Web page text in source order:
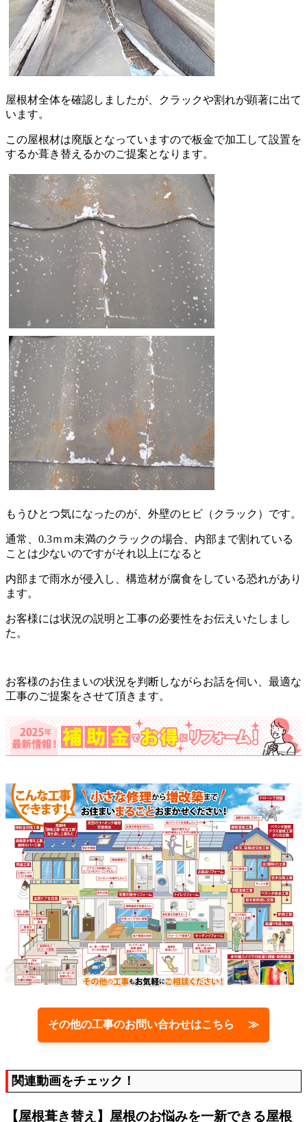
屋根材全体を確認しましたが、クラックや割れが顕著に出て
います。
この屋根材は廃版となっていますので板金で加工して設置を
するか葺き替えるかのご提案となります。
もうひとつ気になったのが、外壁のヒビ（クラック）です。
通常、0.3ｍｍ未満のクラックの場合、内部まで割れている
ことは少ないのですがそれ以上になると
内部まで雨水が侵入し、構造材が腐食をしている恐れがあり
ます。
お客様には状況の説明と工事の必要性をお伝えいたしまし
た。
お客様のお住まいの状況を判断しながらお話を伺い、最適な
工事のご提案をさせて頂きます。
その他の工事のお問い合わせはこちら ≫
関連動画をチェック！
【屋根葺き替え】屋根のお悩みを一新できる屋根